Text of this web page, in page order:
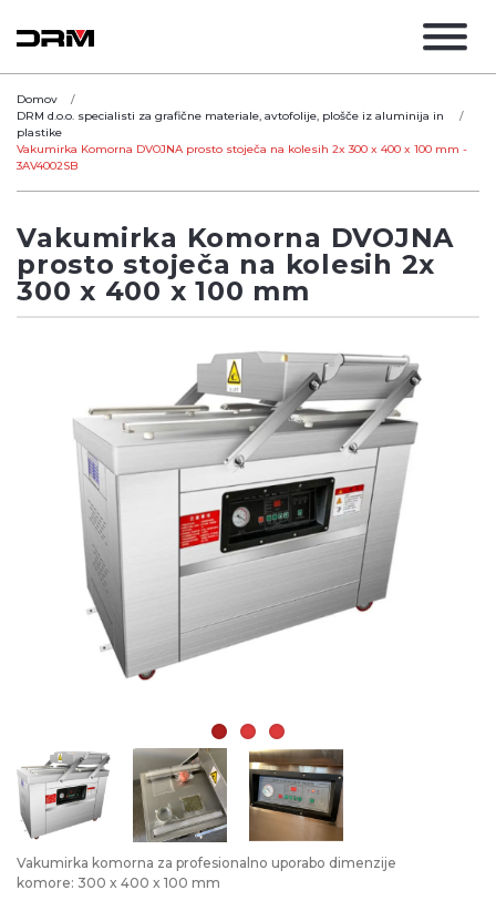
Domov
DRM d.o.o. specialisti za grafične materiale, avtofolije, plošče iz aluminija in
plastike
Vakumirka Komorna DVOJNA prosto stoječa na kolesih 2x 300 x 400 x 100 mm -
3AV4002SB
Vakumirka Komorna DVOJNA
prosto stoječa na kolesih 2x
300 x 400 x 100 mm
Vakumirka komorna za profesionalno uporabo dimenzije
komore: 300 x 400 x 100 mm